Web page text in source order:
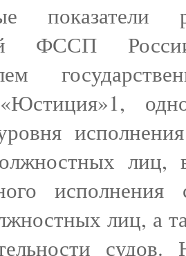
показатели
ФССП
лиц,
лиц, а